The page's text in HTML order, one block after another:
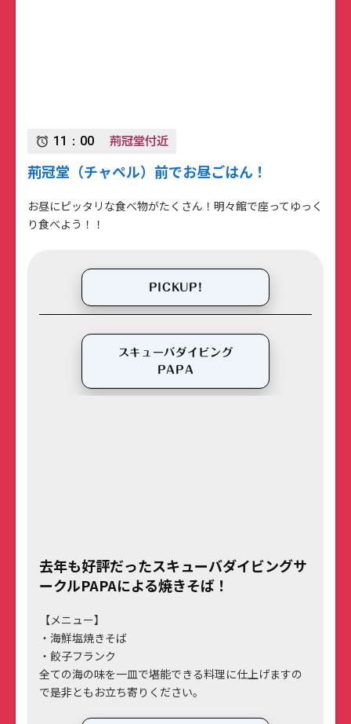
alarm 11：00 荊冠堂付近
荊冠堂（チャペル）前でお昼ごはん！
お昼にピッタリな食べ物がたくさん！明々館で座ってゆっく
り食べよう！！
PICKUP!
スキューバダイビング
PAPA
去年も好評だったスキューバダイビングサ
ークルPAPAによる焼きそば！
【メニュー】
・海鮮塩焼きそば
・餃子フランク
全ての海の味を一皿で堪能できる料理に仕上げますの
で是非ともお立ち寄りください。